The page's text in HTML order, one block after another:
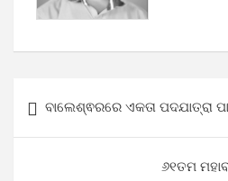
navigation
ବାଲେଶ୍ଵରରେ ଏକତା ପଦଯାତ୍ରା
୬୧ତମ